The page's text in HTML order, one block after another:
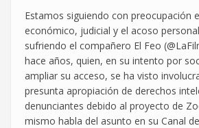
protección
del
secreto
de
las
comunicaciones
Estamos siguiendo con preocupación
económico, judicial y el acoso
sufriendo el compañero El Feo
hace años, quien, en su intento por
ampliar su acceso, se ha visto
presunta apropiación de derechos
denunciantes debido al proyecto de
mismo habla del asunto en su Canal